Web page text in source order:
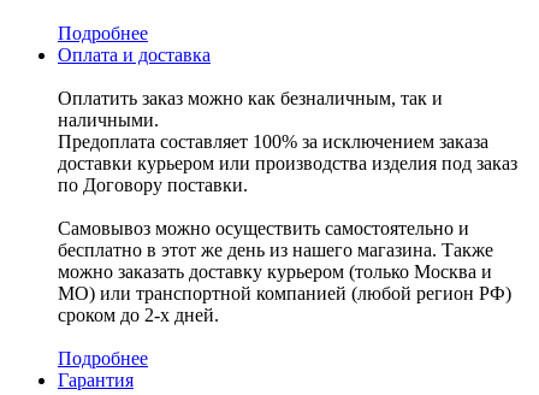
Подробнее
Оплата и доставка
Оплатить заказ можно как безналичным, так и
наличными.
Предоплата составляет 100% за исключением заказа
доставки курьером или производства изделия под заказ
по Договору поставки.
Самовывоз можно осуществить самостоятельно и
бесплатно в этот же день из нашего магазина. Также
можно заказать доставку курьером (только Москва и
МО) или транспортной компанией (любой регион РФ)
сроком до 2-х дней.
Подробнее
Гарантия